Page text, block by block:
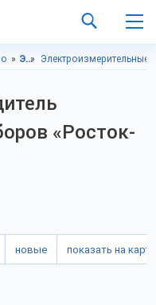
Электротовары Электроизмерительные
«Росток-
новые показать на карте